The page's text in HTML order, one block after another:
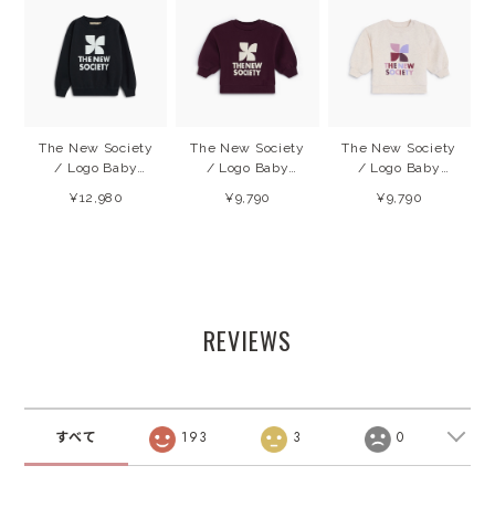
The New Society
/ Logo Baby
(Forged IronW)
¥12,980
The New Society
/ Logo Baby
(Winetasting)
¥9,790
The New Society
/ Logo Baby
(Whisper White
¥9,790
REVIEWS
すべて 193 3 0